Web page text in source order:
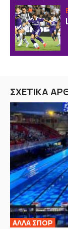
ΣΧΕΤΙΚΑ
ΑΛΛΑ ΣΠΟΡ